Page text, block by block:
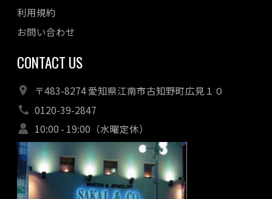
利用規約
お問い合わせ
CONTACT US
〒483-8274 愛知県江南市古知野町広見１０
0120-39-2847
10:00 - 19:00（水曜定休）